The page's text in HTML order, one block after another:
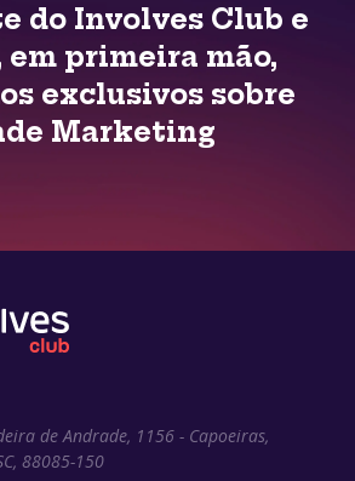
do Involves Club e
em primeira mão,
exclusivos sobre
Marketing
de Andrade, 1156 - Capoeiras,
88085-150